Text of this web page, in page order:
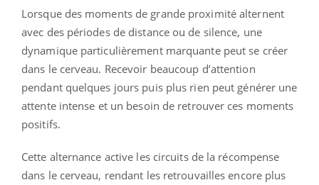
Lorsque des moments de grande proximité alternent
avec des périodes de distance ou de silence, une
dynamique particulièrement marquante peut se créer
dans le cerveau. Recevoir beaucoup d’attention
pendant quelques jours puis plus rien peut générer une
attente intense et un besoin de retrouver ces moments
positifs.
Cette alternance active les circuits de la récompense
dans le cerveau, rendant les retrouvailles encore plus